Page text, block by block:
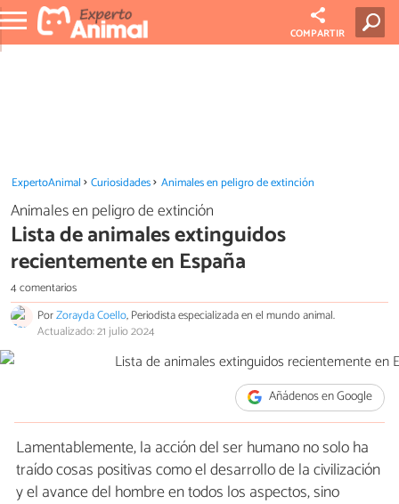
COMPARTIR
ExpertoAnimal Curiosidades Animales en peligro de extinción
Animales en peligro de extinción
Lista de animales extinguidos
recientemente en España
4 comentarios
PorZorayda Coello, Periodista especializada en el mundo animal.
Actualizado: 21 julio 2024
Añádenos en Google
Lamentablemente, la acción del ser humano no solo ha
traído cosas positivas como el desarrollo de la civilización
y el avance del hombre en todos los aspectos, sino